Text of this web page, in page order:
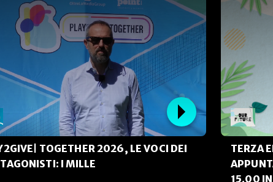
TOGETHER 2026, LE VOCI DEI
I MILLE
TERZA
15.00 IN